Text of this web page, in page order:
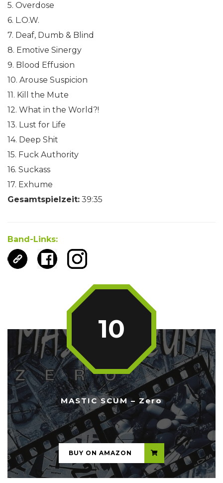
5. Overdose
6. L.O.W.
7. Deaf, Dumb & Blind
8. Emotive Sinergy
9. Blood Effusion
10. Arouse Suspicion
11. Kill the Mute
12. What in the World?!
13. Lust for Life
14. Deep Shit
15. Fuck Authority
16. Suckass
17. Exhume
Gesamtspielzeit: 39:35
Band-Links:
MASTIC SCUM – Zero
10
...
BUY ON AMAZON